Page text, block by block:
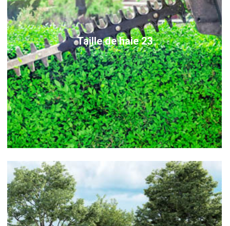
Taille de haie 23